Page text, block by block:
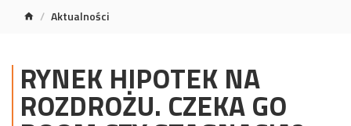
Aktualności
RYNEK HIPOTEK NA
ROZDROŻU. CZEKA GO